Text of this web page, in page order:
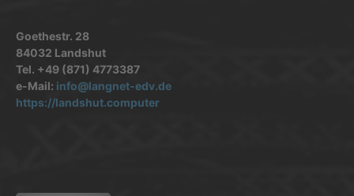
Goethestr. 28
84032 Landshut
Tel. +49 (871) 4773387
e-Mail: info@langnet-edv.de
https://landshut.computer